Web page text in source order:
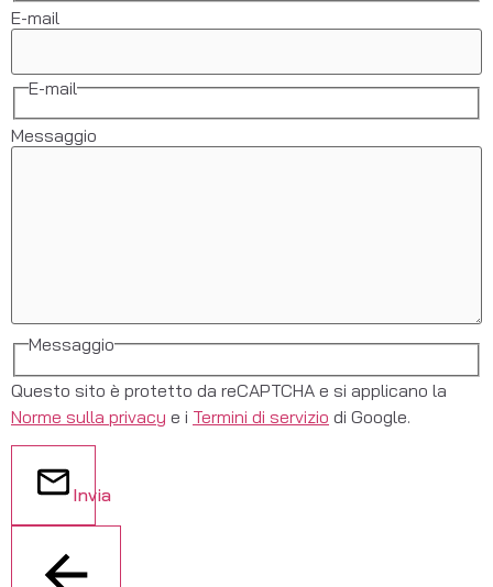
E-mail
E-mail
Messaggio
Messaggio
Questo sito è protetto da reCAPTCHA e si applicano la
Norme sulla privacy e i Termini di servizio di Google.
Invia